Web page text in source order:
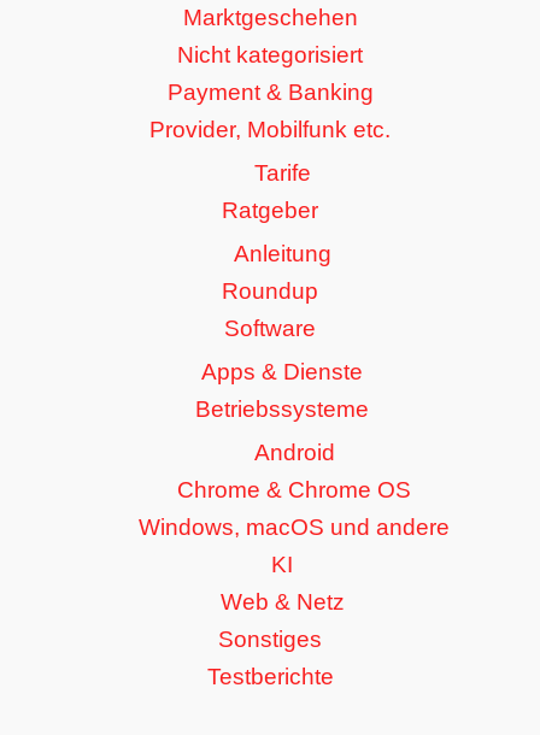
Marktgeschehen
Nicht kategorisiert
Payment & Banking
Provider, Mobilfunk etc.
Tarife
Ratgeber
Anleitung
Roundup
Software
Apps & Dienste
Betriebssysteme
Android
Chrome & Chrome OS
Windows, macOS und andere
KI
Web & Netz
Sonstiges
Testberichte